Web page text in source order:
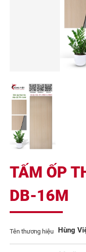
TẤM ỐP
DB-16M
Tên thương hiệu Hùng